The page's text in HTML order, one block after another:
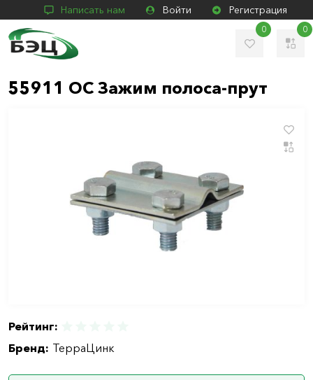
Написать нам Войти Регистрация
0 0
55911 OC Зажим полоса-прут
Рейтинг:
Бренд: ТерраЦинк